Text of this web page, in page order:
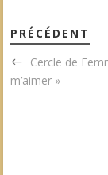
PRÉCÉDENT
Cercle de
m’aimer »